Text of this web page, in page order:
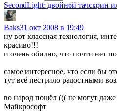
SecondLight: двойной тачскрин
Baks31 окт 2008 в 19:49
ну вот классная технология,
красиво!!!
и очень обидно, что почти нет
самое интересное, что если бы
тут всё пестрило радостными
во народ пошёл ((( не могут даже
Майкрософт